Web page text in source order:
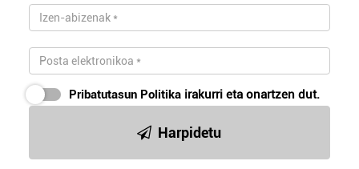
Pribatutasun Politika irakurri eta onartzen dut.
Harpidetu